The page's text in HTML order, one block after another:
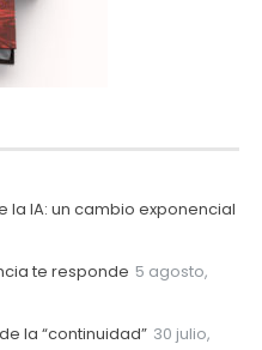
la IA: un cambio exponencial
te responde 5 agosto,
la “continuidad” 30 julio,